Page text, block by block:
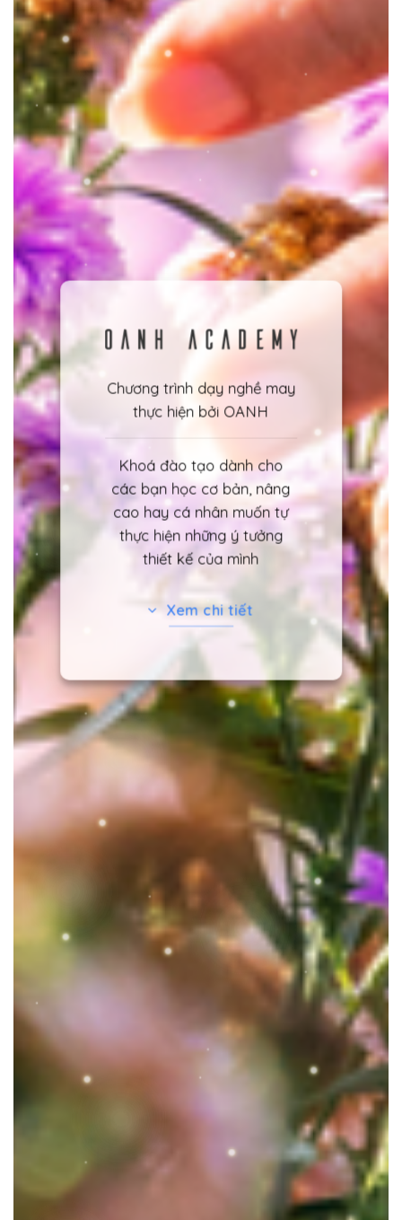
Chương trình dạy nghề may
thực hiện bởi OANH
Khoá đào tạo dành cho
các bạn học cơ bản, nâng
cao hay cá nhân muốn tự
thực hiện những ý tưởng
thiết kế của mình
Xem chi tiết